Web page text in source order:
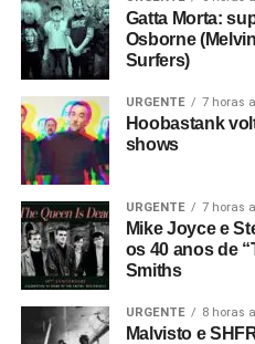
Gatta Morta:
Osborne
Surfers)
URGENTE 7 horas
Hoobastank
shows
URGENTE 7 horas
Mike Joyce e
os 40 anos de
Smiths
URGENTE 8 horas
Malvisto e